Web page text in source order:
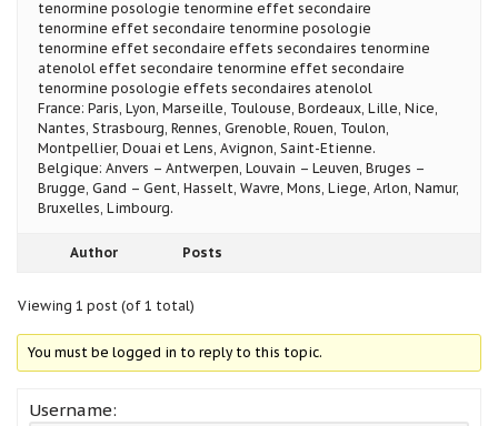
tenormine posologie tenormine effet secondaire
tenormine effet secondaire tenormine posologie
tenormine effet secondaire effets secondaires tenormine
atenolol effet secondaire tenormine effet secondaire
tenormine posologie effets secondaires atenolol
France: Paris, Lyon, Marseille, Toulouse, Bordeaux, Lille, Nice,
Nantes, Strasbourg, Rennes, Grenoble, Rouen, Toulon,
Montpellier, Douai et Lens, Avignon, Saint-Etienne.
Belgique: Anvers – Antwerpen, Louvain – Leuven, Bruges –
Brugge, Gand – Gent, Hasselt, Wavre, Mons, Liege, Arlon, Namur,
Bruxelles, Limbourg.
Author Posts
Viewing 1 post (of 1 total)
You must be logged in to reply to this topic.
Username: